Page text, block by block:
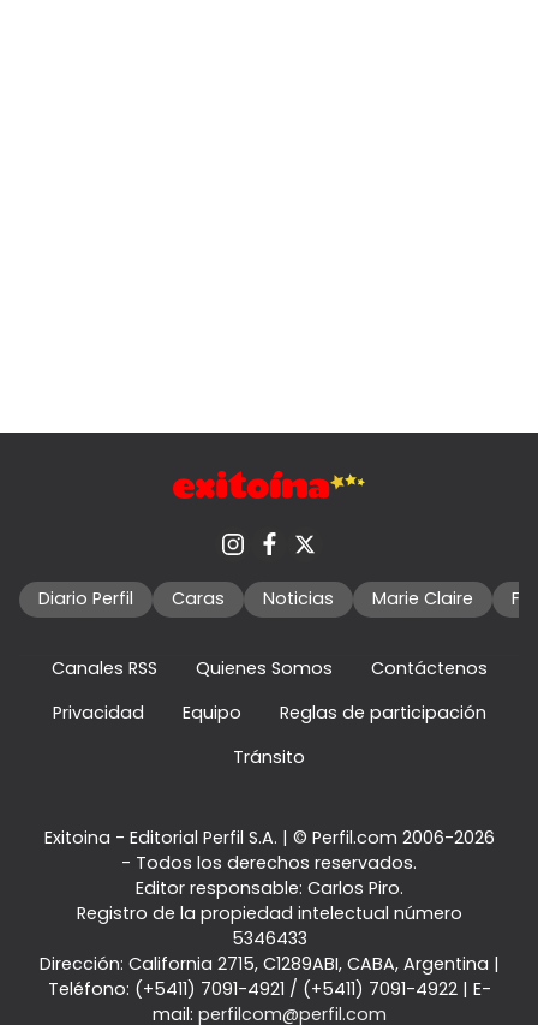
Diario Perfil Caras Noticias Marie Claire
Canales RSS Quienes Somos
Contáctenos
Privacidad
Equipo
Reglas de participación
Tránsito
Exitoina - Editorial Perfil S.A. | © Perfil.com 2006-2026
- Todos los derechos reservados.
Editor responsable: Carlos Piro.
Registro de la propiedad intelectual número
5346433
Dirección: California 2715, C1289ABI, CABA, Argentina |
Teléfono: (+5411) 7091-4921 / (+5411) 7091-4922| E-
mail: perfilcom@perfil.com